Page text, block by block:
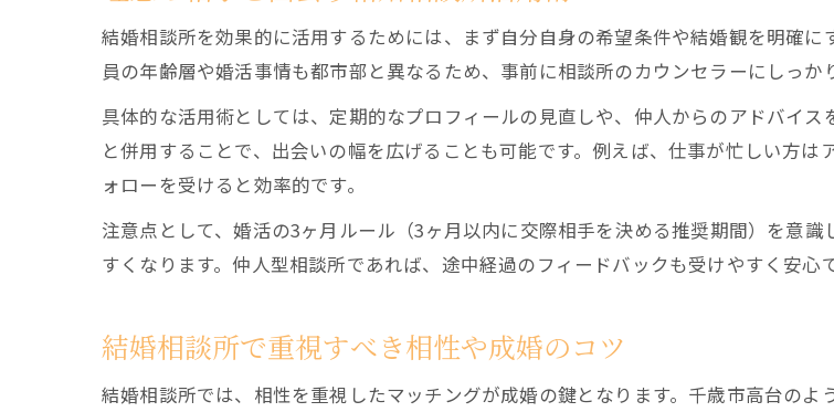
口コミを参考にする結婚相
自分に合う結婚相談所を見
婚活アプリと比較した結婚
結婚相談所で重視すべきサ
結婚相談所でモテる年齢の
千歳市高台の婚活で重視する
結婚相談所と婚活イベントの
婚活の悩みは結婚相談所カ
結婚相談所を効果的に活用するためには、まず自分自身の希望条件や結婚観を明確
員の年齢層や婚活事情も都市部と異なるため、事前に相談所のカウンセラーにしっか
具体的な活用術としては、定期的なプロフィールの見直しや、仲人からのアドバイ
と併用することで、出会いの幅を広げることも可能です。例えば、仕事が忙しい方
ォローを受けると効率的です。
注意点として、婚活の3ヶ月ルール（3ヶ月以内に交際相手を決める推奨期間）を意
すくなります。仲人型相談所であれば、途中経過のフィードバックも受けやすく安心で
結婚相談所で重視すべき相性や成婚のコツ
結婚相談所では、相性を重視したマッチングが成婚の鍵となります。千歳市高台の